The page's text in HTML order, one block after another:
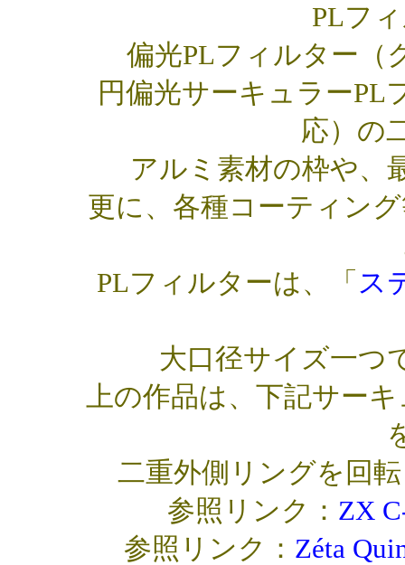
PLフ
偏光PLフィルター（
円偏光サーキュラーPL
応）の
アルミ素材の枠や、
更に、各種コーティン
PLフィルターは、「 ス
大口径サイズ一つ
上の作品は、下記サー
二重外側リングを回
参照リンク： ZX
参照リンク： Zéta